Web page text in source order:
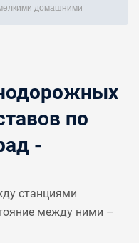
домашними
по
-
станциями
между ними –